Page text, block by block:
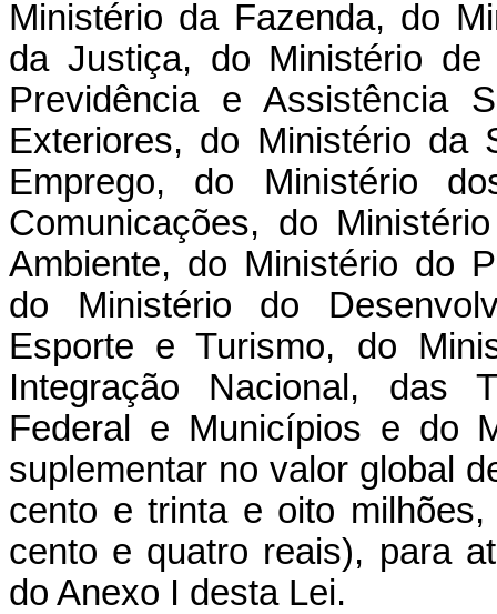
Ministério da Fazenda, do
da Justiça, do Ministério
Previdência e Assistência
Exteriores, do Ministério da
Emprego, do Ministério
Comunicações, do
Ambiente, do Ministério do
do Ministério do
Esporte e Turismo, do
Integração Nacional, das
Federal e Municípios e do
suplementar no valor global
cento e trinta e oito
cento e quatro reais), para
do Anexo I desta Lei.